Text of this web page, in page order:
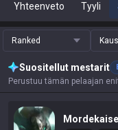
Yhteenveto Tyyli
Ranked
Suositellut mestarit